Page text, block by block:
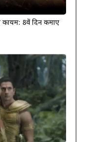
कायम: 8वें दिन कमाए